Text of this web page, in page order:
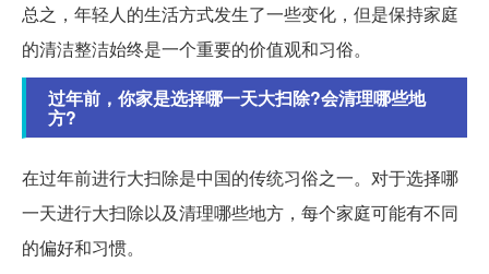
总之，年轻人的生活方式发生了一些变化，但是保持家庭
的清洁整洁始终是一个重要的价值观和习俗。
过年前，你家是选择哪一天大扫除?会清理哪些地
方?
在过年前进行大扫除是中国的传统习俗之一。对于选择哪
一天进行大扫除以及清理哪些地方，每个家庭可能有不同
的偏好和习惯。